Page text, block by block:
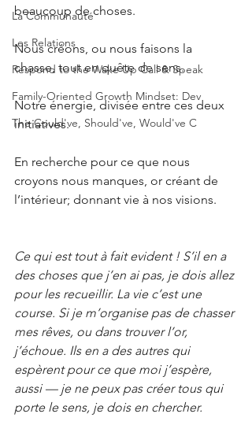
La Communauté
Les Relations
Respond to the Wake Up Call & Speak
Family-Oriented Growth Mindset: Dev
The Could've, Should've, Would've C
beaucoup de choses.
Nous créons, ou nous faisons la
chasse, tout en quête de sens.
Notre énergie, divisée entre ces deux
initiatives.
En recherche pour ce que nous
croyons nous manques, or créant de
l’intérieur; donnant vie à nos visions.
Ce qui est tout à fait evident ! S’il en a
des choses que j’en ai pas, je dois allez
pour les recueillir. La vie c’est une
course. Si je m’organise pas de chasser
mes rêves, ou dans trouver l’or,
j’échoue. Ils en a des autres qui
espèrent pour ce que moi j’espère,
aussi — je ne peux pas créer tous qui
porte le sens, je dois en chercher.